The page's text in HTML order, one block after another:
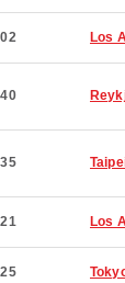
Los
Los